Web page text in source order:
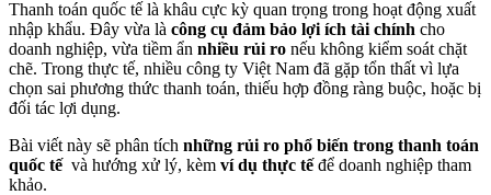
Thanh toán quốc tế là khâu cực kỳ quan trọng trong hoạt động xuất
nhập khẩu. Đây vừa là công cụ đảm bảo lợi ích tài chính cho
doanh nghiệp, vừa tiềm ẩn nhiều rủi ro nếu không kiểm soát chặt
chẽ. Trong thực tế, nhiều công ty Việt Nam đã gặp tổn thất vì lựa
chọn sai phương thức thanh toán, thiếu hợp đồng ràng buộc, hoặc bị
đối tác lợi dụng.
Bài viết này sẽ phân tích những rủi ro phổ biến trong thanh toán
quốc tếvà hướng xử lý, kèm ví dụ thực tếđể doanh nghiệp tham
khảo.